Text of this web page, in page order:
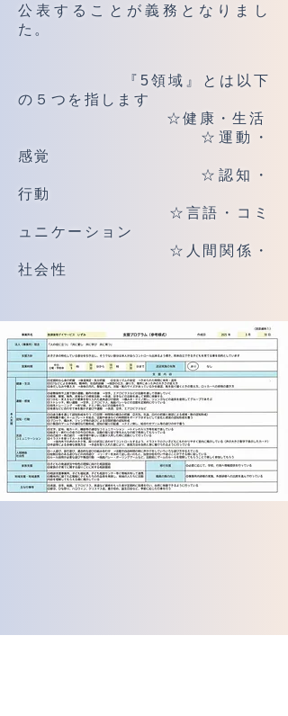
公表することが義務となりまし
た。
『5領域』とは以下
の５つを指します
☆健康・生活
☆運動・
感覚
☆認知・
行動
☆言語・コミ
ュニケーション
☆人間関係・
社会性